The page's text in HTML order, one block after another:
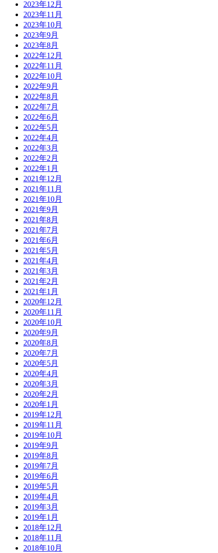
2023年12月
2023年11月
2023年10月
2023年9月
2023年8月
2022年12月
2022年11月
2022年10月
2022年9月
2022年8月
2022年7月
2022年6月
2022年5月
2022年4月
2022年3月
2022年2月
2022年1月
2021年12月
2021年11月
2021年10月
2021年9月
2021年8月
2021年7月
2021年6月
2021年5月
2021年4月
2021年3月
2021年2月
2021年1月
2020年12月
2020年11月
2020年10月
2020年9月
2020年8月
2020年7月
2020年5月
2020年4月
2020年3月
2020年2月
2020年1月
2019年12月
2019年11月
2019年10月
2019年9月
2019年8月
2019年7月
2019年6月
2019年5月
2019年4月
2019年3月
2019年1月
2018年12月
2018年11月
2018年10月